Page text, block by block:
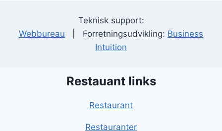
Teknisk support:
Webbureau | Forretningsudvikling: Business
Intuition
Restauant links
Restaurant
Restauranter